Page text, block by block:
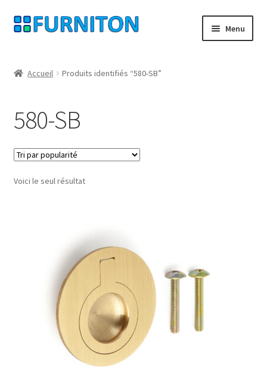
Aller
à
navigation
Aller
au
Menu
Protection des données
Droit de rétractation
Contact
CONDITIONS GÉNÉRALES DE VENTE
Transport maritime
Accueil Produits identifiés “580-SB”
580-SB
Voici le seul résultat